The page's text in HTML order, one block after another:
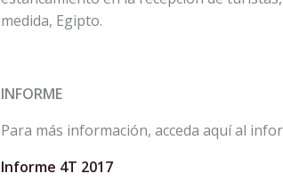
medida, Egipto.
INFORME
Para más información, acceda aquí al
Informe 4T 2017